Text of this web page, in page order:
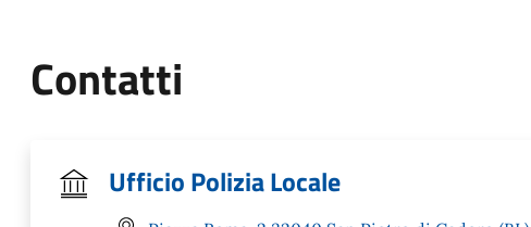
Contatti
Ufficio Polizia Locale